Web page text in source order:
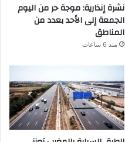
نشرة إنذارية: موجة حر من اليوم
الجمعة إلى الأحد بعدد من
المناطق
منذ 6 ساعات